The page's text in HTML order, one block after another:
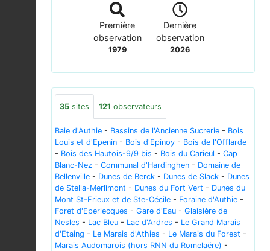
Première
observation
1979
Dernière
observation
2026
35 sites 121 observateurs
Baie d'Authie - Bassins de l'Ancienne Sucrerie - Bois
Louis et d'Epenin - Bois d'Epinoy - Bois de l'Offlarde
- Bois des Hautois-9/9 bis - Bois du Carieul - Cap
Blanc-Nez - Communal d'Hardinghen - Domaine de
Bellenville - Dunes de Berck - Dunes de Slack - Dunes
de Stella-Merlimont - Dunes du Fort Vert - Dunes du
Mont St-Frieux et de Ste-Cécile - Foraine d'Authie -
Foret d'Eperlecques - Gare d'Eau - Glaisière de
Nesles - Lac Bleu - Lac d'Ardres - Le Grand Marais
d'Etaing - Le Marais d'Athies - Le Marais du Forest -
Marais Audomarois (hors RNN du Romelaëre) -